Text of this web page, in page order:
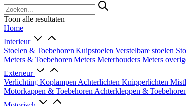
Toon alle resultaten
Home
Interieur
Stoelen & Toebehoren Kuipstoelen Verstelbare stoelen
Meters & Toebehoren Meters Meterhouders Meters
Exterieur
Verlichting Koplampen Achterlichten Knipperlichten
Motorkappen & Toebehoren Achterkleppen & Toebehoren